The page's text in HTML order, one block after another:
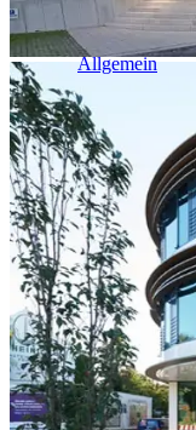
Industrie & Logistik
Allgemein